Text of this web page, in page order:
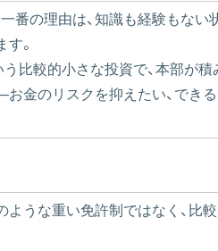
番の理由は、知識も経験もな
。
う比較的小さな投資で、本部が
金のリスクを抑えたい、でき
ような重い免許制ではなく、